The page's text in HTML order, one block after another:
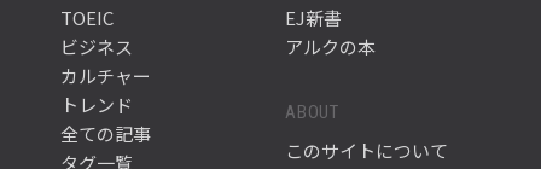
TOEIC
ビジネス
カルチャー
トレンド
全ての記事
タグ一覧
EJ新書
アルクの本
ABOUT
このサイトについて